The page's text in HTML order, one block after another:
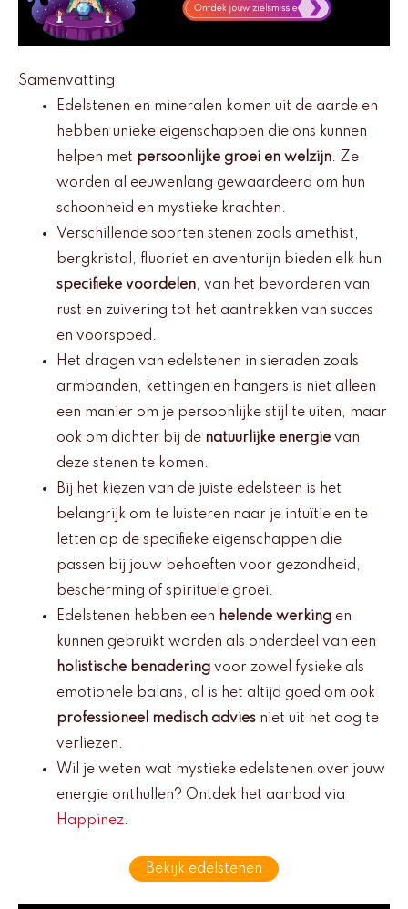
Samenvatting
Edelstenen en mineralen komen uit de aarde en
hebben unieke eigenschappen die ons kunnen
helpen met persoonlijke groei en welzijn. Ze
worden al eeuwenlang gewaardeerd om hun
schoonheid en mystieke krachten.
Verschillende soorten stenen zoals amethist,
bergkristal, fluoriet en aventurijn bieden elk hun
specifieke voordelen, van het bevorderen van
rust en zuivering tot het aantrekken van succes
en voorspoed.
Het dragen van edelstenen in sieraden zoals
armbanden, kettingen en hangers is niet alleen
een manier om je persoonlijke stijl te uiten, maar
ook om dichter bij de natuurlijke energie van
deze stenen te komen.
Bij het kiezen van de juiste edelsteen is het
belangrijk om te luisteren naar je intuïtie en te
letten op de specifieke eigenschappen die
passen bij jouw behoeften voor gezondheid,
bescherming of spirituele groei.
Edelstenen hebben een helende werking en
kunnen gebruikt worden als onderdeel van een
holistische benadering voor zowel fysieke als
emotionele balans, al is het altijd goed om ook
professioneel medisch advies niet uit het oog te
verliezen.
Wil je weten wat mystieke edelstenen over jouw
energie onthullen? Ontdek het aanbod via
Happinez.
Bekijk edelstenen